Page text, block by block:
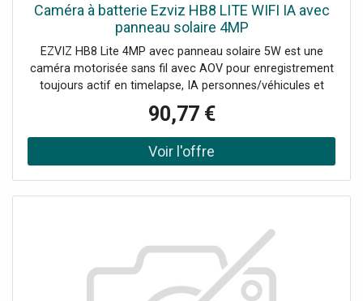
Caméra à batterie Ezviz HB8 LITE WIFI IA avec
panneau solaire 4MP
EZVIZ HB8 Lite 4MP avec panneau solaire 5W est une
caméra motorisée sans fil avec AOV pour enregistrement
toujours actif en timelapse, IA personnes/véhicules et
vision panoramique 360° : idéale pour extérieurs et lieux
éloignés. 4MP (2K+) sans fil : images nettes et installation
flexible sans prise Always-On Video 2.0 (AOV) : timelapse
continu + clip événement à vitesse normale IA pour
(nécessite Nano SIM et forfait de données pour 4G) Kit
avec panneau solaire inclus : recharge efficace jusqu'à 5
90,77 €